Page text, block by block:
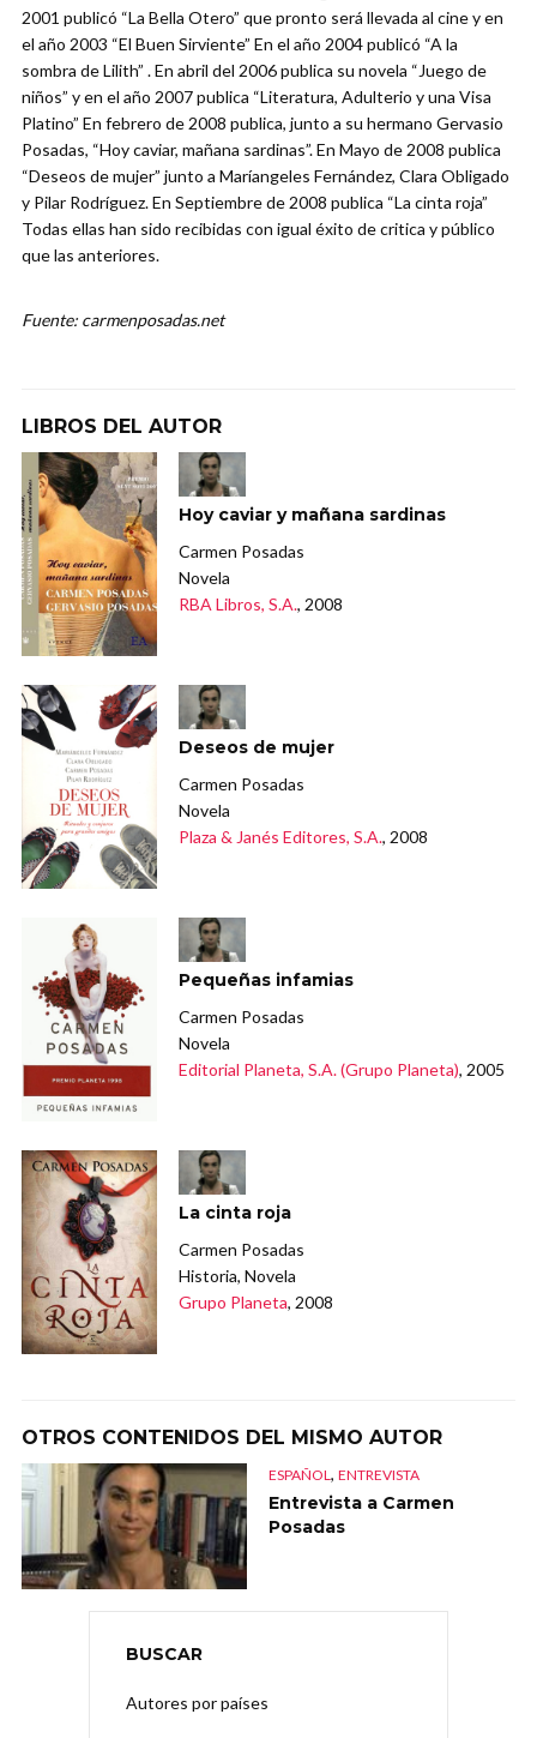
2001 publicó “La Bella Otero” que pronto será llevada al cine y en
el año 2003 “El Buen Sirviente” En el año 2004 publicó “A la
sombra de Lilith” . En abril del 2006 publica su novela “Juego de
niños” y en el año 2007 publica “Literatura, Adulterio y una Visa
Platino” En febrero de 2008 publica, junto a su hermano Gervasio
Posadas, “Hoy caviar, mañana sardinas”. En Mayo de 2008 publica
“Deseos de mujer” junto a Maríangeles Fernández, Clara Obligado
y Pilar Rodríguez. En Septiembre de 2008 publica “La cinta roja”
Todas ellas han sido recibidas con igual éxito de critica y público
que las anteriores.
Fuente: carmenposadas.net
LIBROS DEL AUTOR
Hoy caviar y mañana sardinas
Carmen Posadas
Novela
RBA Libros, S.A., 2008
Deseos de mujer
Carmen Posadas
Novela
Plaza & Janés Editores, S.A., 2008
Pequeñas infamias
Carmen Posadas
Novela
Editorial Planeta, S.A. (Grupo Planeta), 2005
La cinta roja
Carmen Posadas
Historia, Novela
Grupo Planeta, 2008
OTROS CONTENIDOS DEL MISMO AUTOR
ESPAÑOL, ENTREVISTA
Entrevista a Carmen
Posadas
BUSCAR
Autores por países